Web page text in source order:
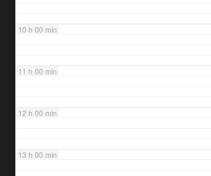
10 h 00 min
11 h 00 min
12 h 00 min
13 h 00 min